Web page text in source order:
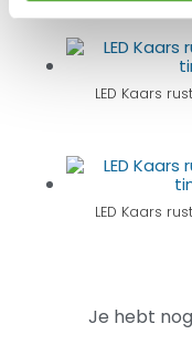
LED Kaars
LED Kaars
Je hebt